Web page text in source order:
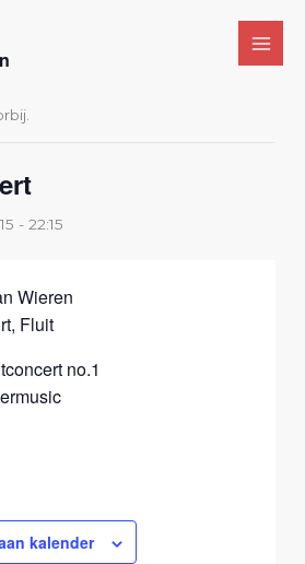
-22:15
Wieren
Fluit
no.1
kalender